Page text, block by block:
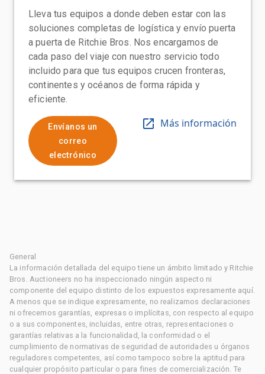
Lleva tus equipos a donde deben estar con las
soluciones completas de logística y envío puerta
a puerta de Ritchie Bros. Nos encargamos de
cada paso del viaje con nuestro servicio todo
incluido para que tus equipos crucen fronteras,
continentes y océanos de forma rápida y
eficiente.
Envíanos un
correo
electrónico
Más información
General
La información detallada del equipo tiene un ámbito limitado y Ritchie
Bros. Auctioneers no ha inspeccionado ningún aspecto ni
componente del equipo distinto de los expuestos expresamente aquí.
A menos que se indique expresamente, no realizamos declaraciones
ni ofrecemos garantías, expresas o implícitas, con respecto al equipo
o a sus componentes, incluidas, entre otras, representaciones o
garantías relativas a la funcionalidad, la conformidad o el
cumplimiento de normativas de seguridad de autoridades u órganos
reguladores competentes, así como tampoco sobre la aptitud para
cualquier propósito particular o para fines de comercialización. Te